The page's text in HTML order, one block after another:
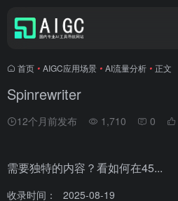
首页 • AIGC应用场景 • AI流量分析 • 正文
Spinrewriter
12个月前发布 1,710 0
需要独特的内容？看如何在45...
收录时间：
2025-08-19